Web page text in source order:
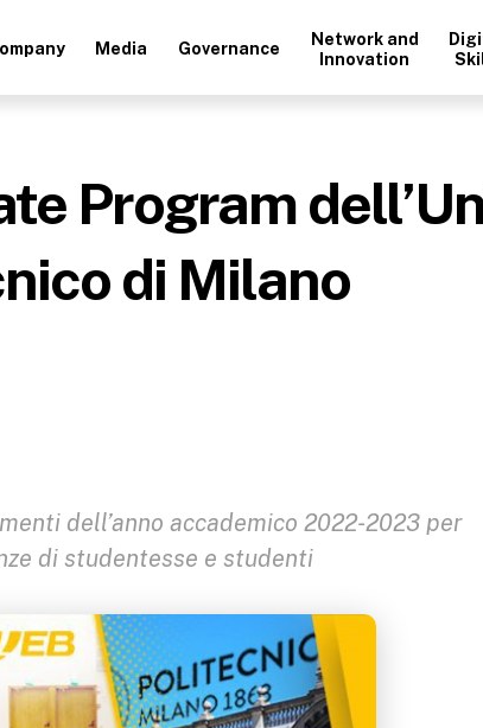
Media Governance
Network and
Innovation
Program
di Milano
dell’anno accademico 2022-2023 per
di studentesse e studenti